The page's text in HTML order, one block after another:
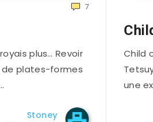
7
plus… Revoir
de plates-formes
Stoney
Child
une